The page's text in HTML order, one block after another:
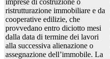
imprese di costruzione o
ristrutturazione immobiliare e da
cooperative edilizie, che
provvedano entro diciotto mesi
dalla data di termine dei lavori
alla successiva alienazione o
assegnazione dell’immobile. La